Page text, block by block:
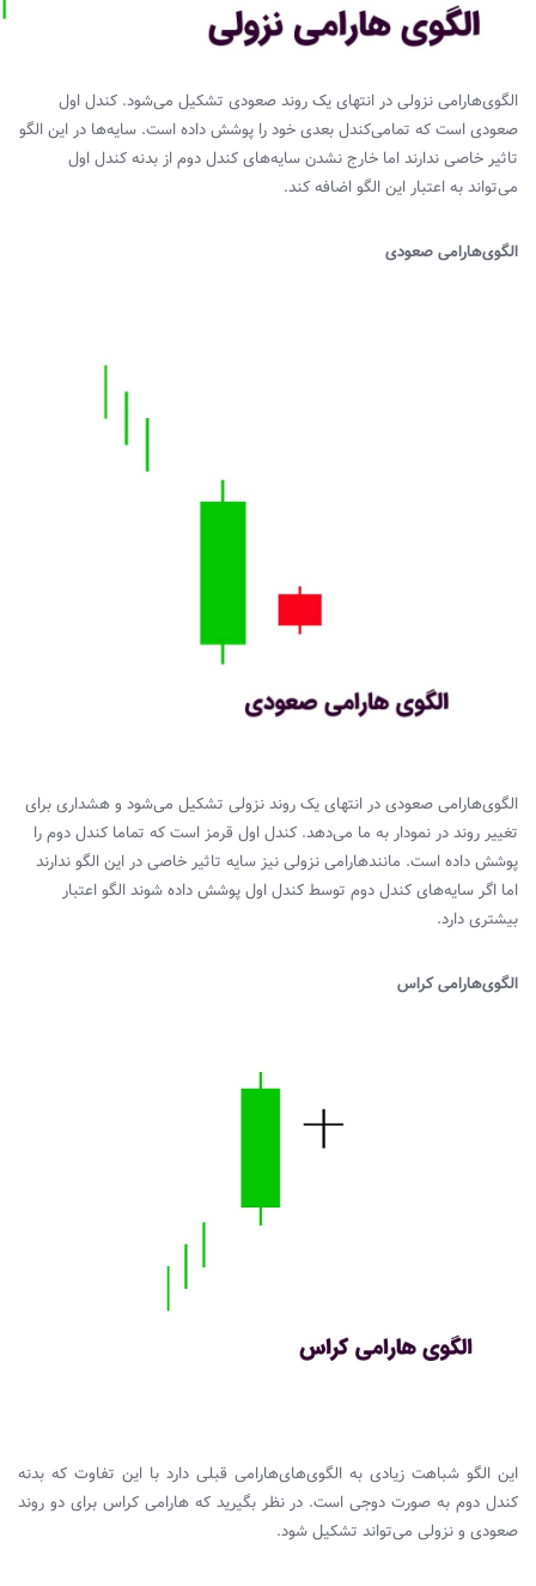
الگوی‌هارامی نزولی در انتهای یک روند صعودی تشکیل می‌شود. کندل اول
صعودی است که تمامی‌کندل بعدی خود را پوشش داده است. سایه‌ها در این الگو
تاثیر خاصی ندارند اما خارج نشدن سایه‌های کندل دوم از بدنه کندل اول
می‌تواند به اعتبار این الگو اضافه کند.
الگوی‌هارامی صعودی
الگوی‌هارامی صعودی در انتهای یک روند نزولی تشکیل می‌شود و هشداری برای
تغییر روند در نمودار به ما می‌دهد. کندل اول قرمز است که تماما کندل دوم را
پوشش داده است. مانند‌هارامی نزولی نیز سایه تاثیر خاصی در این الگو ندارند
اما اگر سایه‌های کندل دوم توسط کندل اول پوشش داده شوند الگو اعتبار
بیشتری دارد.
الگوی‌هارامی کراس
این الگو شباهت زیادی به الگوی‌های‌هارامی قبلی دارد با این تفاوت که بدنه
کندل دوم به صورت دوجی است. در نظر بگیرید که‌ هارامی کراس برای دو روند
صعودی و نزولی می‌تواند تشکیل شود.